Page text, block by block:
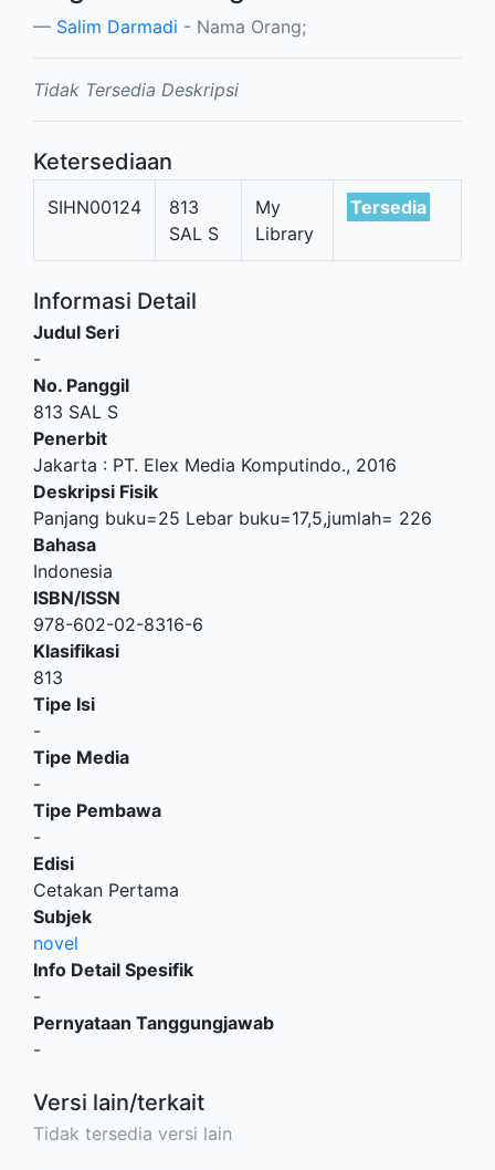
Salim Darmadi - Nama Orang;
Tidak Tersedia Deskripsi
Ketersediaan
SIHN00124
813
SAL S
My
Library
Tersedia
Informasi Detail
Judul Seri
-
No. Panggil
813 SAL S
Penerbit
Jakarta : PT. Elex Media Komputindo., 2016
Deskripsi Fisik
Panjang buku=25 Lebar buku=17,5,jumlah= 226
Bahasa
Indonesia
ISBN/ISSN
978-602-02-8316-6
Klasifikasi
813
Tipe Isi
-
Tipe Media
-
Tipe Pembawa
-
Edisi
Cetakan Pertama
Subjek
novel
Info Detail Spesifik
-
Pernyataan Tanggungjawab
-
Versi lain/terkait
Tidak tersedia versi lain